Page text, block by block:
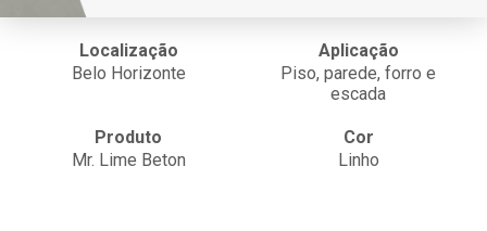
Localização
Belo Horizonte
Aplicação
Piso, parede, forro e
escada
Produto
Mr. Lime Beton
Cor
Linho